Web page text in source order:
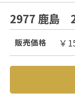
2977 鹿島
販売価格 ￥